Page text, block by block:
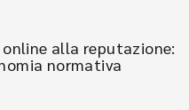
alla reputazione:
normativa